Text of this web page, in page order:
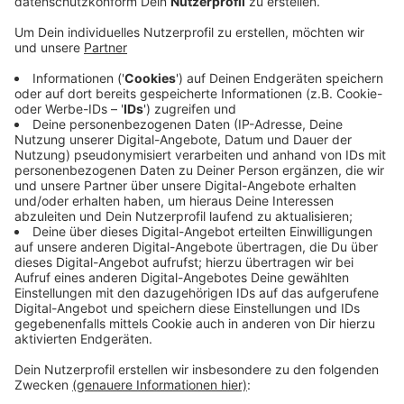
Anzeige
Unter den 400 Radfahrern sind auch Ex-Bundesliga
Trainer Felix Magath und der ehemalige
Boxweltmeister Henry Maske.
Vier Tage lang sammeln die Radfahrer Spenden.
Bürgermeister Marewski wird mit der Sparkasse dafür
einen Spendencheck von 35.000 Euro überreichen.
Die Tour macht an der Rathaus-Galerie in Wiesdorf um
10.20 Uhr und in Opladen am Autohaus "Rhein-Wupper
Automobile" um 11.05 Uhr Halt.
Anzeige